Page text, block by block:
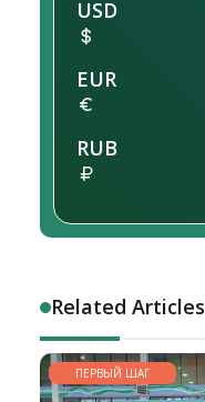
USD
EUR
RUB
Related Articles
ПЕРВЫЙ ШАГ